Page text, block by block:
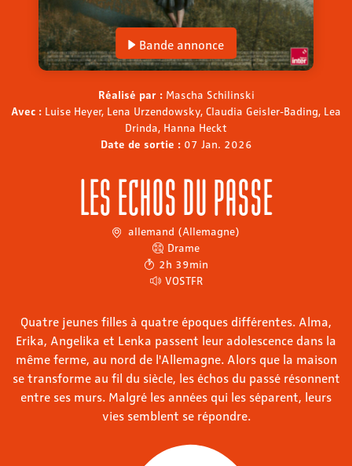
Bande annonce
Réalisé par : Mascha Schilinski
Avec : Luise Heyer, Lena Urzendowsky, Claudia Geisler-Bading, Lea
Drinda, Hanna Heckt
Date de sortie : 07 Jan. 2026
LES ECHOS DU PASSE
allemand (Allemagne)
Drame
2h 39min
VOSTFR
Quatre jeunes filles à quatre époques différentes. Alma,
Erika, Angelika et Lenka passent leur adolescence dans la
même ferme, au nord de l'Allemagne. Alors que la maison
se transforme au fil du siècle, les échos du passé résonnent
entre ses murs. Malgré les années qui les séparent, leurs
vies semblent se répondre.